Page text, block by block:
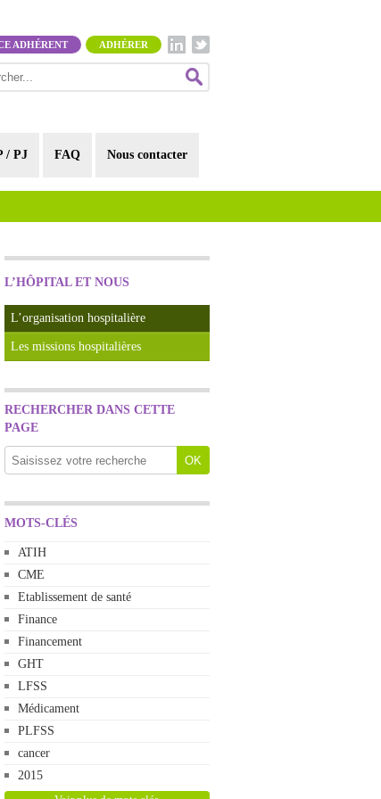
ADHÉRER
ADHÉRENT
/ PJ FAQ Nous contacter
L’HÔPITAL ET NOUS
L’organisation hospitalière
Les missions hospitalières
RECHERCHER DANS CETTE
PAGE
MOTS-CLÉS
ATIH
CME
Etablissement de santé
Finance
Financement
GHT
LFSS
Médicament
PLFSS
cancer
2015